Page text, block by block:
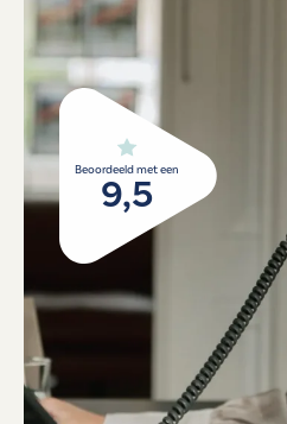
Beoordeeld met een
9,5